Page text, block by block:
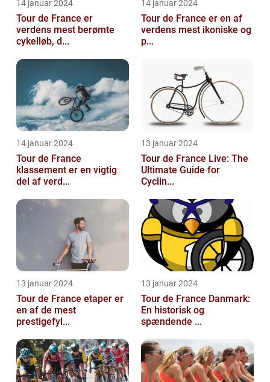
14 januar 2024
Tour de France er
verdens mest berømte
cykelløb, d...
14 januar 2024
Tour de France er en af
verdens mest ikoniske og
p...
14 januar 2024
Tour de France
klassement er en vigtig
del af verd...
13 januar 2024
Tour de France Live: The
Ultimate Guide for
Cyclin...
13 januar 2024
Tour de France etaper er
en af de mest
prestigefyl...
13 januar 2024
Tour de France Danmark:
En historisk og
spændende ...